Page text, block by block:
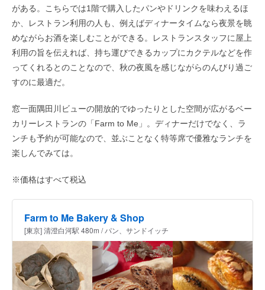
がある。こちらでは1階で購入したパンやドリンクを味わえるほ
か、レストラン利用の人も、例えばディナータイムなら夜景を眺
めながらお酒を楽しむことができる。レストランスタッフに屋上
利用の旨を伝えれば、持ち運びできるカップにカクテルなどを作
ってくれるとのことなので、秋の夜風を感じながらのんびり過ご
すのに最適だ。
窓一面隅田川ビューの開放的でゆったりとした空間が広がるベー
カリーレストランの「Farm to Me」。ディナーだけでなく、ラ
ンチも予約が可能なので、並ぶことなく特等席で優雅なランチを
楽しんでみては。
※価格はすべて税込
Farm to Me Bakery & Shop
[東京] 清澄白河駅 480m / パン、サンドイッチ